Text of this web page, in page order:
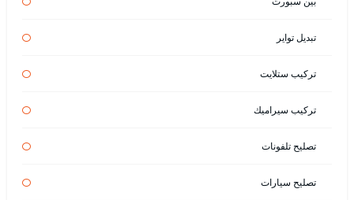
تبديل تواير
تركيب ستلايت
تركيب سيراميك
تصليح تلفونات
تصليح سيارات